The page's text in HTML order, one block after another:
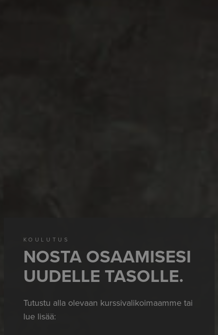
KOULUTUS
NOSTA OSAAMISESI
UUDELLE TASOLLE.
Tutustu alla olevaan kurssivalikoimaamme tai
lue lisää: